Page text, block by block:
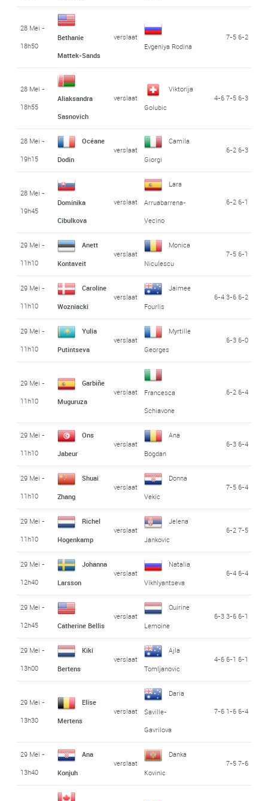
28 Mei -
18h50
Bethanie
Mattek-Sands
verslaat
Evgeniya Rodina
7-5 6-2
28 Mei -
18h55
Aliaksandra
Sasnovich
verslaat
Viktorija
Golubic
4-6 7-5 6-3
28 Mei -
19h15
Océane
Dodin
verslaat
Camila
Giorgi
6-2 6-3
28 Mei -
19h45
Dominika
Cibulkova
verslaat
Lara
Arruabarrena-
Vecino
6-2 6-1
29 Mei -
11h10
Anett
Kontaveit
verslaat
Monica
Niculescu
7-5 6-1
29 Mei -
11h10
Caroline
Wozniacki
verslaat
Jaimee
Fourlis
6-4 3-6 6-2
29 Mei -
11h10
Yulia
Putintseva
verslaat
Myrtille
Georges
6-3 6-0
29 Mei -
11h10
Garbiñe
Muguruza
verslaat
Francesca
Schiavone
6-2 6-4
29 Mei -
11h10
Ons
Jabeur
verslaat
Ana
Bogdan
6-3 6-4
29 Mei -
11h10
Shuai
Zhang
verslaat
Donna
Vekic
7-5 6-4
29 Mei -
11h10
Richel
Hogenkamp
verslaat
Jelena
Jankovic
6-2 7-5
29 Mei -
12h40
Johanna
Larsson
verslaat
Natalia
Vikhlyantseva
6-4 6-4
29 Mei -
12h45
Catherine Bellis
verslaat
Quirine
Lemoine
6-3 3-6 6-1
29 Mei -
13h00
Kiki
Bertens
verslaat
Ajla
Tomljanovic
4-6 6-1 6-1
29 Mei -
13h30
Elise
Mertens
verslaat
Daria
Saville-
Gavrilova
7-6 1-6 6-4
29 Mei -
13h40
Ana
Konjuh
verslaat
Danka
Kovinic
7-5 7-6